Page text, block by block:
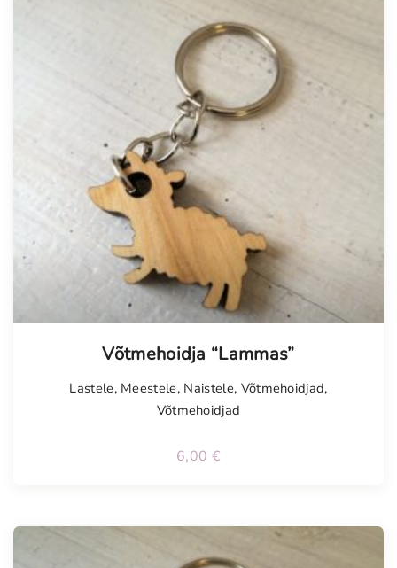
Võtmehoidja “Lammas”
Lastele, Meestele, Naistele, Võtmehoidjad,
Võtmehoidjad
6,00 €